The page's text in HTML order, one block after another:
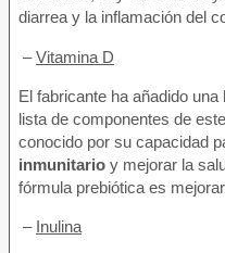
diarrea y la inflamación del
–Vitamina D
El fabricante ha añadido
lista de componentes de
conocido por su capacidad
inmunitario y mejorar la
fórmula prebiótica es
– Inulina